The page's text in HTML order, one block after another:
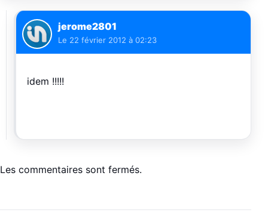
jerome2801
Le 22 février 2012 à 02:23
idem !!!!!
Les commentaires sont fermés.